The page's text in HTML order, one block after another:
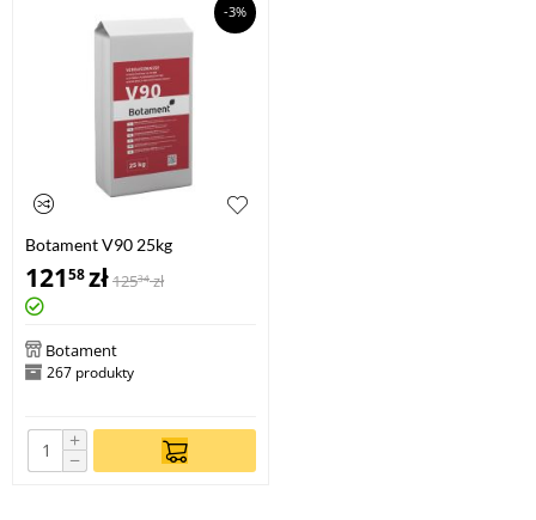
-3%
Botament V90 25kg
12158zł12534 zł
Botament
267 produkty
+
−